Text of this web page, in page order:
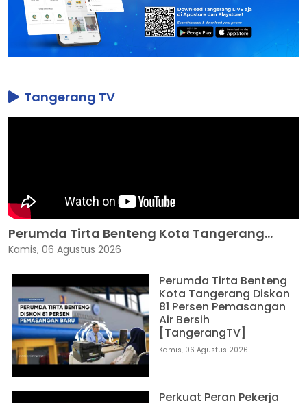
Tangerang TV
Perumda Tirta Benteng Kota Tangerang...
Kamis, 06 Agustus 2026
Perumda Tirta Benteng
Kota Tangerang Diskon
81 Persen Pemasangan
Air Bersih
[TangerangTV]
Kamis, 06 Agustus 2026
Perkuat Peran Pekerja